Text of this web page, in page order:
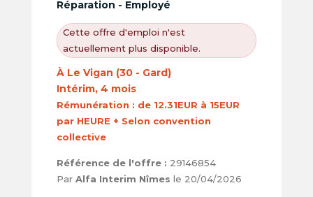
Réparation - Employé
Cette offre d'emploi n'est
actuellement plus disponible.
À Le Vigan (30 - Gard)
Intérim, 4 mois
Rémunération : de 12.31EUR à 15EUR
par HEURE + Selon convention
collective
Référence de l'offre : 29146854
Par Alfa Interim Nîmes le 20/04/2026